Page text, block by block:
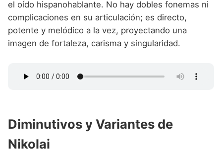
el oído hispanohablante. No hay dobles fonemas ni
complicaciones en su articulación; es directo,
potente y melódico a la vez, proyectando una
imagen de fortaleza, carisma y singularidad.
Diminutivos y Variantes de
Nikolai